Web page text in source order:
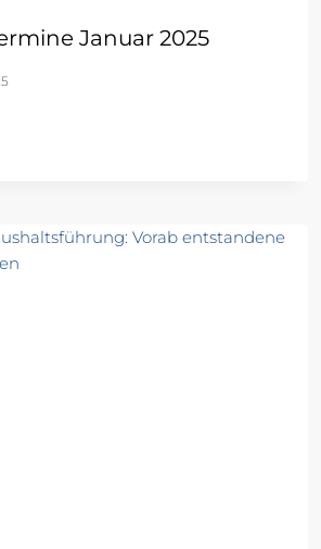
Januar 2025